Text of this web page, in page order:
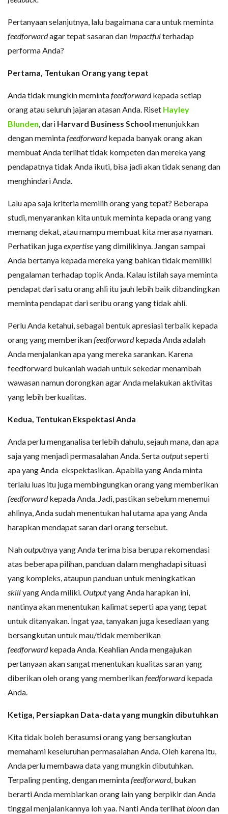
Pertanyaan selanjutnya, lalu bagaimana cara untuk meminta
feedforwardagar tepat sasaran dan impactfulterhadap
performa Anda?
Pertama, Tentukan Orang yang tepat
Anda tidak mungkin memintafeedforwardkepada setiap
orang atau seluruh jajaran atasan Anda. Riset Hayley
Blunden, dari Harvard Business School menunjukkan
dengan memintafeedforwardkepada banyak orang akan
membuat Anda terlihat tidak kompeten dan mereka yang
pendapatnya tidak Anda ikuti, bisa jadi akan tidak senang dan
menghindari Anda.
Lalu apa saja kriteria memilih orang yang tepat? Beberapa
studi, menyarankan kita untuk meminta kepada orang yang
memang dekat, atau mampu membuat kita merasa nyaman.
Perhatikan jugaexpertiseyang dimilikinya. Jangan sampai
Anda bertanya kepada mereka yang bahkan tidak memiliki
pengalaman terhadap topik Anda. Kalau istilah saya meminta
pendapat dari satu orang ahli itu jauh lebih baik dibandingkan
meminta pendapat dari seribu orang yang tidak ahli.
Perlu Anda ketahui, sebagai bentuk apresiasi terbaik kepada
orang yang memberikanfeedforwardkepada Anda adalah
Anda menjalankan apa yang mereka sarankan. Karena
feedforward bukanlah wadah untuk sekedar menambah
wawasan namun dorongkan agar Anda melakukan aktivitas
yang lebih berkualitas.
Kedua, Tentukan Ekspektasi Anda
Anda perlu menganalisa terlebih dahulu, sejauh mana, dan apa
saja yang menjadi permasalahan Anda. Sertaoutputseperti
apa yang Anda ekspektasikan. Apabila yang Anda minta
terlalu luas itu juga membingungkan orang yang memberikan
feedforwardkepada Anda. Jadi, pastikan sebelum menemui
ahlinya, Anda sudah menentukan hal utama apa yang Anda
harapkan mendapat saran dari orang tersebut.
Nahoutputnya yang Anda terima bisa berupa rekomendasi
atas beberapa pilihan, panduan dalam menghadapi situasi
yang kompleks, ataupun panduan untuk meningkatkan
skillyang Anda miliki.Outputyang Anda harapkan ini,
nantinya akan menentukan kalimat seperti apa yang tepat
untuk ditanyakan. Ingat yaa, tanyakan juga kesediaan yang
bersangkutan untuk mau/tidak memberikan
feedforwardkepada Anda. Keahlian Anda mengajukan
pertanyaan akan sangat menentukan kualitas saran yang
diberikan oleh orang yang memberikanfeedforwardkepada
Anda.
Ketiga, Persiapkan Data-data yang mungkin dibutuhkan
Kita tidak boleh berasumsi orang yang bersangkutan
memahami keseluruhan permasalahan Anda. Oleh karena itu,
Anda perlu membawa data yang mungkin dibutuhkan.
Terpaling penting, dengan memintafeedforward, bukan
berarti Anda membiarkan orang lain yang berpikir dan Anda
tinggal menjalankannya loh yaa. Nanti Anda terlihatbloondan